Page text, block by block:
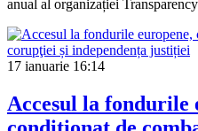
anual al organizației
17 ianuarie 16:14
Accesul la fondurile